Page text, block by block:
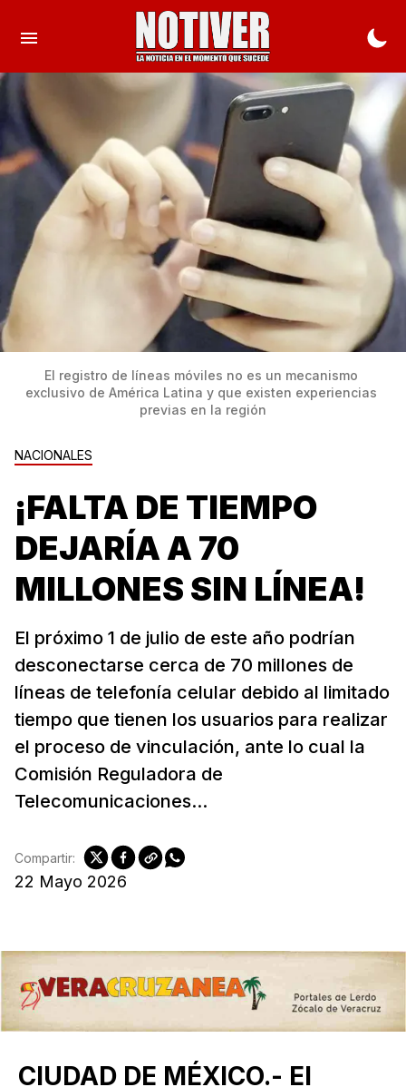
NACIONALES
¡FALTA DE TIEMPO
DEJARÍA A 70
MILLONES SIN LÍNEA!
El próximo 1 de julio de este año podrían
desconectarse cerca de 70 millones de
líneas de telefonía celular debido al limitado
tiempo que tienen los usuarios para realizar
el proceso de vinculación, ante lo cual la
Comisión Reguladora de
Telecomunicaciones...
22 Mayo 2026
Compartir:
El registro de líneas móviles no es un mecanismo
exclusivo de América Latina y que existen experiencias
previas en la región
CIUDAD DE MÉXICO.- El